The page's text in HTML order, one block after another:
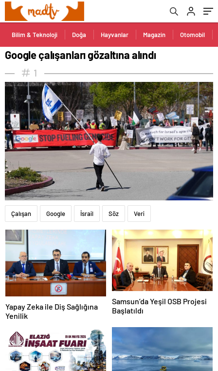
Bilim & Teknoloji Doğa Hayvanlar Magazin Otomobil
Google çalışanları gözaltına alındı
1
Çalışan Google İsrail Söz Veri
Yapay Zeka ile Diş Sağlığına
Yenilik
Samsun’da Yeşil OSB Projesi
Başlatıldı